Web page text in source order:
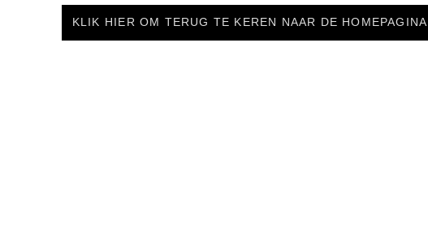
KLIK HIER OM TERUG TE KEREN NAAR DE HOMEPAGINA